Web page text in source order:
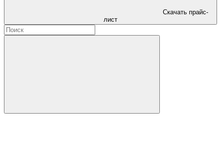
Скачать прайс-
лист